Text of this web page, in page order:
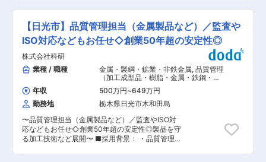
に従事していただきます。 ■職務詳細 ・建設現
場において、現場監督の案件管理をサポートして
いただきます。 ・建設工事に関する打合せのフォ
ローや見積書の管理など ・栃木県内をメインと
し、隣接地域(埼玉や茨城)の案件も対応しており
ます。 ・木造住宅から商業施設まで実績があり、
最も大きい工事ですと1億円規模のものもありま
す。※ほとんど民間案件 ・未経験の方でも20年以
上若手を育ててきた経験豊富な取締役が直々にサ
ポートをしますのでご安心ください。 ※施工管理
とは？ 工事現場での作業員・職人ではなく、実際
に作業を行う協力会社や職人さんの手配をした
り、 予算やスケジュールを管理したりする仕事
で、いわゆる「工事現場のマネジメント」です。
■資格取得支援制度・育成環境 建設関係の国家資
格を取るためには学校に通う必要があります。 同
【日光市】品質管理担当（金属製品など）／監査や
ISO対応などもお任せ◇創業50年超の安定性◎
株式会社科研
業種 / 職種
金属・製綱・鉱業・非鉄金属, 品質管理
（加工成型品・樹脂・金属・鉄鋼・ガ
ラスなど） 品質保証・監査（加工成型
品）（樹脂・金属・鉄鋼・ガラスな
ど）
年収 500万円~649万円
勤務地
栃木県日光市木和田島
〜品質管理担当（金属製品など）／監査やISO対
応などもお任せ◇創業50年超の安定性◎製品を守
る加工技術など展開〜 ■採用背景： ・品質管理